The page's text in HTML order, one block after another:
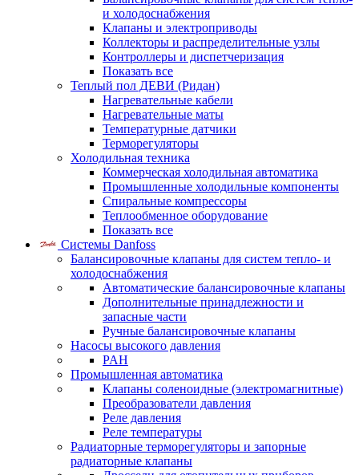
и холодоснабжения
Клапаны и электроприводы
Коллекторы и распределительные узлы
Контроллеры и диспетчеризация
Показать все
Теплый пол ДЕВИ (Ридан)
Нагревательные кабели
Нагревательные маты
Температурные датчики
Терморегуляторы
Холодильная техника
Коммерческая холодильная автоматика
Промышленные холодильные компоненты
Спиральные компрессоры
Теплообменное оборудование
Показать все
Системы Danfoss
Балансировочные клапаны для систем тепло- и
холодоснабжения
Автоматические балансировочные клапаны
Дополнительные принадлежности и
запасные части
Ручные балансировочные клапаны
Насосы высокого давления
PAH
Промышленная автоматика
Клапаны соленоидные (электромагнитные)
Преобразователи давления
Реле давления
Реле температуры
Радиаторные терморегуляторы и запорные
радиаторные клапаны